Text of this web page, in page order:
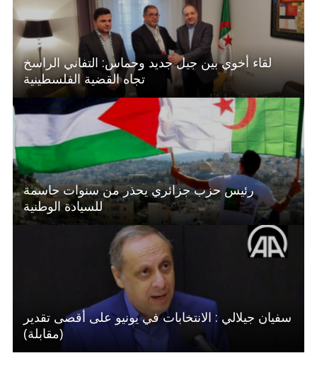
لقاء أخوي بين جيل جديد وحماس: التفاني الراسخ
تجاه القضية الفلسطينية
رئيس حزب جزائري يحذر من سنوات حاسمة
للسيادة الوطنية
سفيان جيلالي : الانتخابات في يونيو على أقصى تقدير
(مقابلة)